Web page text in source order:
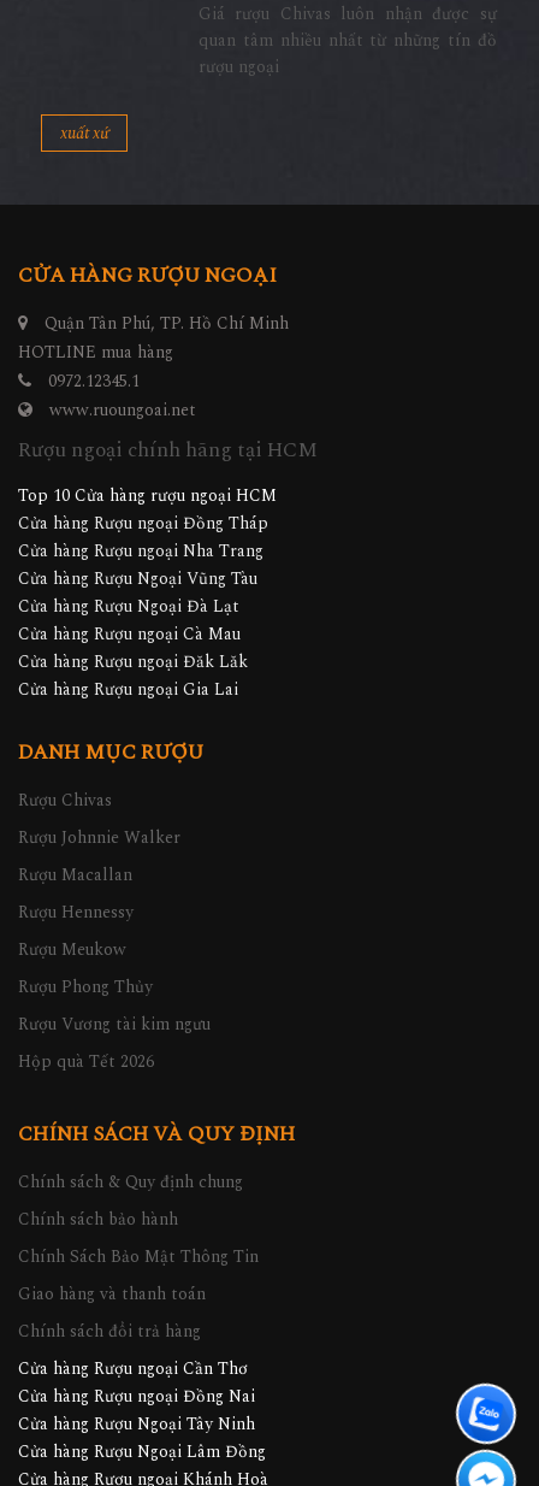
Giá rượu Chivas luôn nhận được sự
quan tâm nhiều nhất từ những tín đồ
rượu ngoại
xuất xứ
CỬA HÀNG RƯỢU NGOẠI
Quận Tân Phú, TP. Hồ Chí Minh
HOTLINE mua hàng
0972.12345.1
www.ruoungoai.net
Rượu ngoại chính hãng tại HCM
Top 10 Cửa hàng rượu ngoại HCM
Cửa hàng Rượu ngoại Đồng Tháp
Cửa hàng Rượu ngoại Nha Trang
Cửa hàng Rượu Ngoại Vũng Tàu
Cửa hàng Rượu Ngoại Đà Lạt
Cửa hàng Rượu ngoại Cà Mau
Cửa hàng Rượu ngoại Đăk Lăk
Cửa hàng Rượu ngoại Gia Lai
DANH MỤC RƯỢU
Rượu Chivas
Rượu Johnnie Walker
Rượu Macallan
Rượu Hennessy
Rượu Meukow
Rượu Phong Thủy
Rượu Vương tài kim ngưu
Hộp quà Tết 2026
CHÍNH SÁCH VÀ QUY ĐỊNH
Chính sách & Quy định chung
Chính sách bảo hành
Chính Sách Bảo Mật Thông Tin
Giao hàng và thanh toán
Chính sách đổi trả hàng
Cửa hàng Rượu ngoại Cần Thơ
Cửa hàng Rượu ngoại Đồng Nai
Cửa hàng Rượu Ngoại Tây Ninh
Cửa hàng Rượu Ngoại Lâm Đồng
Cửa hàng Rượu ngoại Khánh Hoà